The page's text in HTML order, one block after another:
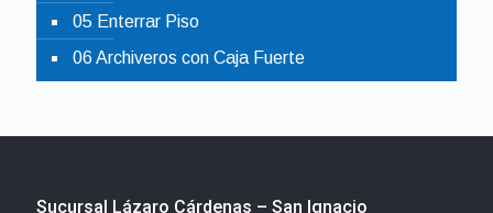
05 Enterrar Piso
06 Archiveros con Caja Fuerte
Sucursal Lázaro Cárdenas – San Ignacio